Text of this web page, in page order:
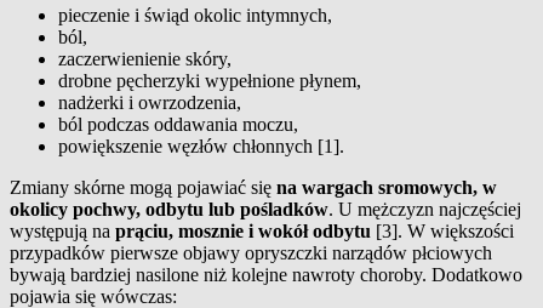
pieczenie i świąd okolic intymnych,
ból,
zaczerwienienie skóry,
drobne pęcherzyki wypełnione płynem,
nadżerki i owrzodzenia,
ból podczas oddawania moczu,
powiększenie węzłów chłonnych [1].
Zmiany skórne mogą pojawiać się na wargach sromowych, w
okolicy pochwy, odbytu lub pośladków. U mężczyzn najczęściej
występują na prąciu, mosznie i wokół odbytu [3]. W większości
przypadków pierwsze objawy opryszczki narządów płciowych
bywają bardziej nasilone niż kolejne nawroty choroby. Dodatkowo
pojawia się wówczas: